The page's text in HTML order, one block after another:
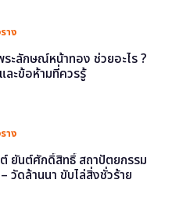
าง
ระลักษณ์หน้าทอง ช่วยอะไร ?
ละข้อห้ามที่ควรรู้
าง
ยันต์ศักดิ์สิทธิ์ สถาปัตยกรรม
วัดล้านนา ขับไล่สิ่งชั่วร้าย